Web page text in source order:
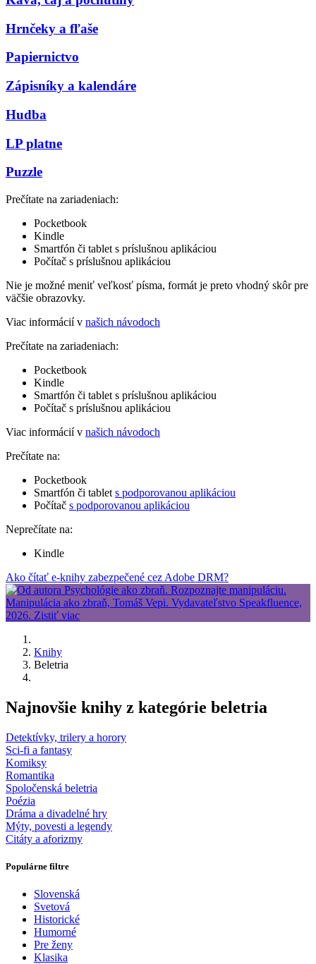
Hrnčeky a fľaše
Papiernictvo
Zápisníky a kalendáre
Hudba
LP platne
Puzzle
Prečítate na zariadeniach:
Pocketbook
Kindle
Smartfón či tablet s príslušnou aplikáciou
Počítač s príslušnou aplikáciou
Nie je možné meniť veľkosť písma, formát je preto vhodný skôr pre
väčšie obrazovky.
Viac informácií v našich návodoch
Prečítate na zariadeniach:
Pocketbook
Kindle
Smartfón či tablet s príslušnou aplikáciou
Počítač s príslušnou aplikáciou
Viac informácií v našich návodoch
Prečítate na:
Pocketbook
Smartfón či tablet s podporovanou aplikáciou
Počítač s podporovanou aplikáciou
Neprečítate na:
Kindle
Ako čítať e-knihy zabezpečené cez Adobe DRM?
Knihy
Beletria
Najnovšie knihy z kategórie beletria
Detektívky, trilery a horory
Sci-fi a fantasy
Komiksy
Romantika
Spoločenská beletria
Poézia
Dráma a divadelné hry
Mýty, povesti a legendy
Citáty a aforizmy
Populárne filtre
Slovenská
Svetová
Historické
Humorné
Pre ženy
Klasika